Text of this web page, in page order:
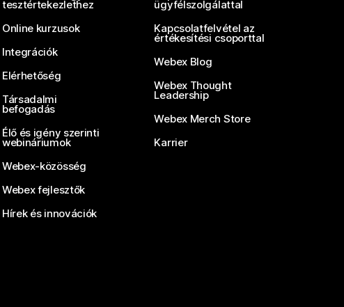
tesztértekezlethez
Online kurzusok
Integrációk
Elérhetőség
Társadalmi
befogadás
Élő és igény szerinti
webináriumok
Webex-közösség
Webex fejlesztők
Hírek és innovációk
ügyfélszolgálattal
Kapcsolatfelvétel az
értékesítési csoporttal
Webex Blog
Webex Thought
Leadership
Webex Merch Store
Karrier